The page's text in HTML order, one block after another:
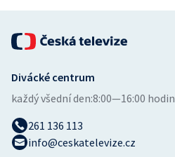
Divácké centrum
každý všední den:8:00—16:00 hodin
261 136 113
info@ceskatelevize.cz